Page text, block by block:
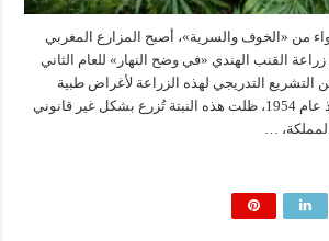
من «الخوف والسرية»، أصبح المزارع المغربي
القنب الهندي «في وضح النهار» للعام الثاني
التشريع التدريجي لهذه الزراعة لأغراض طبية
وصناعية. فرغم منعها منذ عام 1954، ظلت هذه النبتة تُزرع بشكل غير قانوني
…